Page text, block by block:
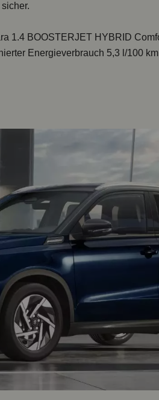
1.4 BOOSTERJET HYBRID
Energieverbrauch 5,3 l/100